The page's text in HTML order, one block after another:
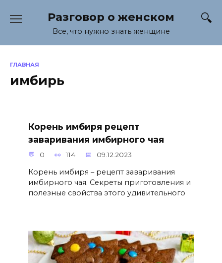
содержанию
Разговор о женском
Все, что нужно знать женщине
ГЛАВНАЯ
имбирь
Корень имбиря рецепт
заваривания имбирного чая
0 114 09.12.2023
Корень имбиря – рецепт заваривания
имбирного чая. Секреты приготовления и
полезные свойства этого удивительного